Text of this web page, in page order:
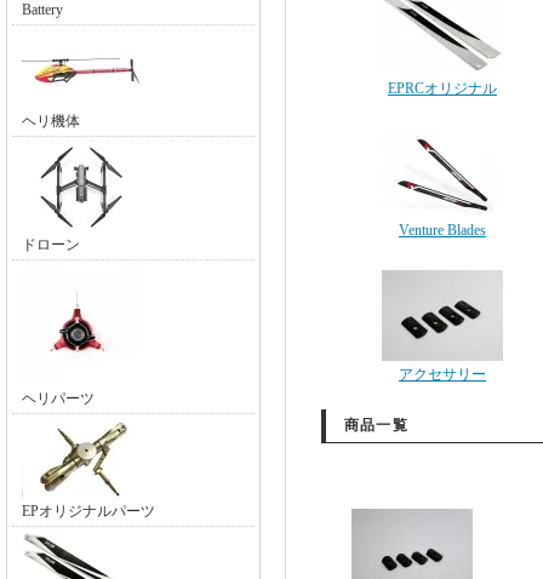
Battery
ヘリ機体
ドローン
ヘリパーツ
EPオリジナルパーツ
EPRCオリジナル
Venture Blades
アクセサリー
商品一覧